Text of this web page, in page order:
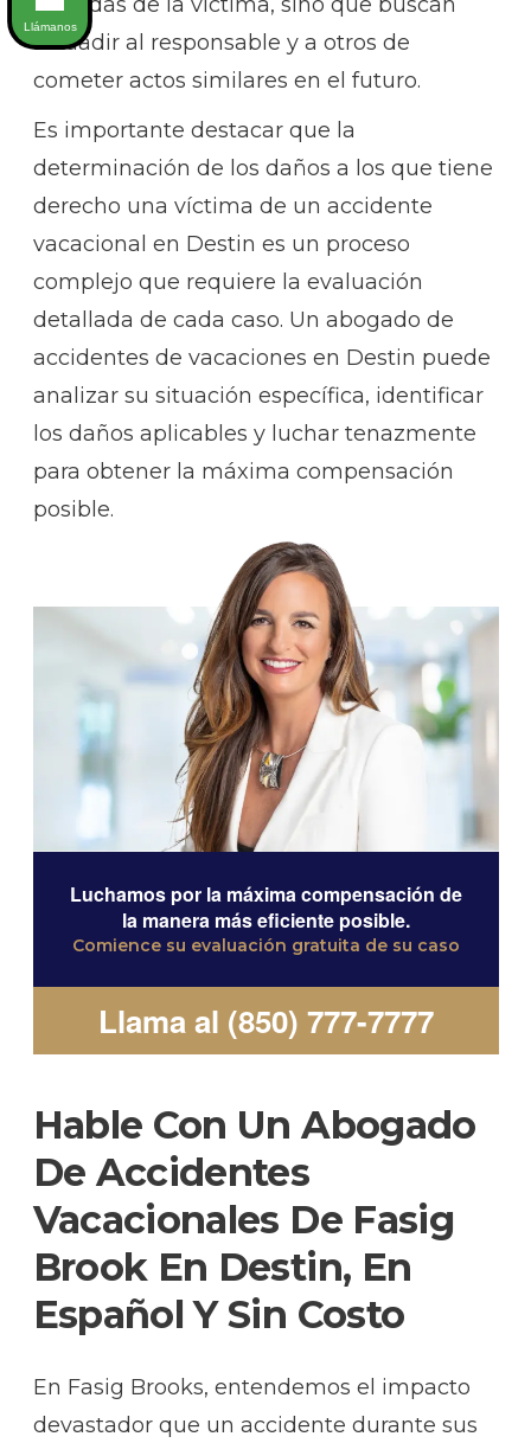
disuadir al responsable y a otros de
cometer actos similares en el futuro.
Es importante destacar que la
determinación de los daños a los que tiene
derecho una víctima de un accidente
vacacional en Destin es un proceso
complejo que requiere la evaluación
detallada de cada caso. Un abogado de
accidentes de vacaciones en Destin puede
analizar su situación específica, identificar
los daños aplicables y luchar tenazmente
para obtener la máxima compensación
posible.
Luchamos por la máxima compensación de
la manera más eficiente posible.
Comience su evaluación gratuita de su caso
Llama al (850) 777-7777
Hable Con Un Abogado
De Accidentes
Vacacionales De Fasig
Brook En Destin, En
Español Y Sin Costo
En Fasig Brooks, entendemos el impacto
devastador que un accidente durante sus
Llámanos